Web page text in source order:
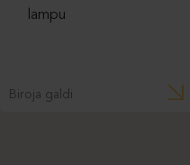
Biroja galdi